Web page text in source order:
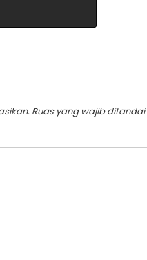
Ruas yang wajib ditandai